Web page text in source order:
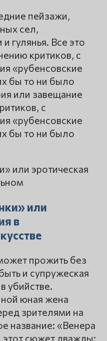
пейзажи,
сел,
гулянья. Все это
критиков, с
«рубенсовские
бы то ни было
или завещание
с
«рубенсовские
бы то ни было
или
в
прожить без
и супружеская
убийстве.
юная жена
зрителями на
название: «Венера
этот сюжет дважды: